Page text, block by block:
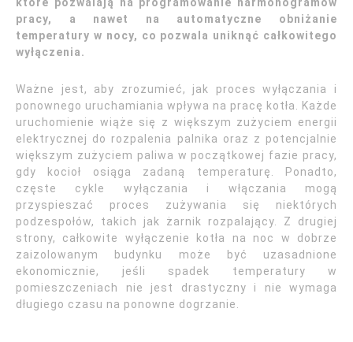
pracy, a nawet na automatyczne obniżanie
temperatury w nocy, co pozwala uniknąć całkowitego
wyłączenia.
Ważne jest, aby zrozumieć, jak proces wyłączania i
ponownego uruchamiania wpływa na pracę kotła. Każde
uruchomienie wiąże się z większym zużyciem energii
elektrycznej do rozpalenia palnika oraz z potencjalnie
większym zużyciem paliwa w początkowej fazie pracy,
gdy kocioł osiąga zadaną temperaturę. Ponadto,
częste cykle wyłączania i włączania mogą
przyspieszać proces zużywania się niektórych
podzespołów, takich jak żarnik rozpalający. Z drugiej
strony, całkowite wyłączenie kotła na noc w dobrze
zaizolowanym budynku może być uzasadnione
ekonomicznie, jeśli spadek temperatury w
pomieszczeniach nie jest drastyczny i nie wymaga
długiego czasu na ponowne dogrzanie.